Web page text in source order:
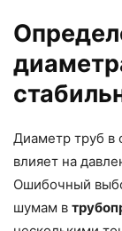
Диаметр труб в
влияет на
Ошибочный
шумам в